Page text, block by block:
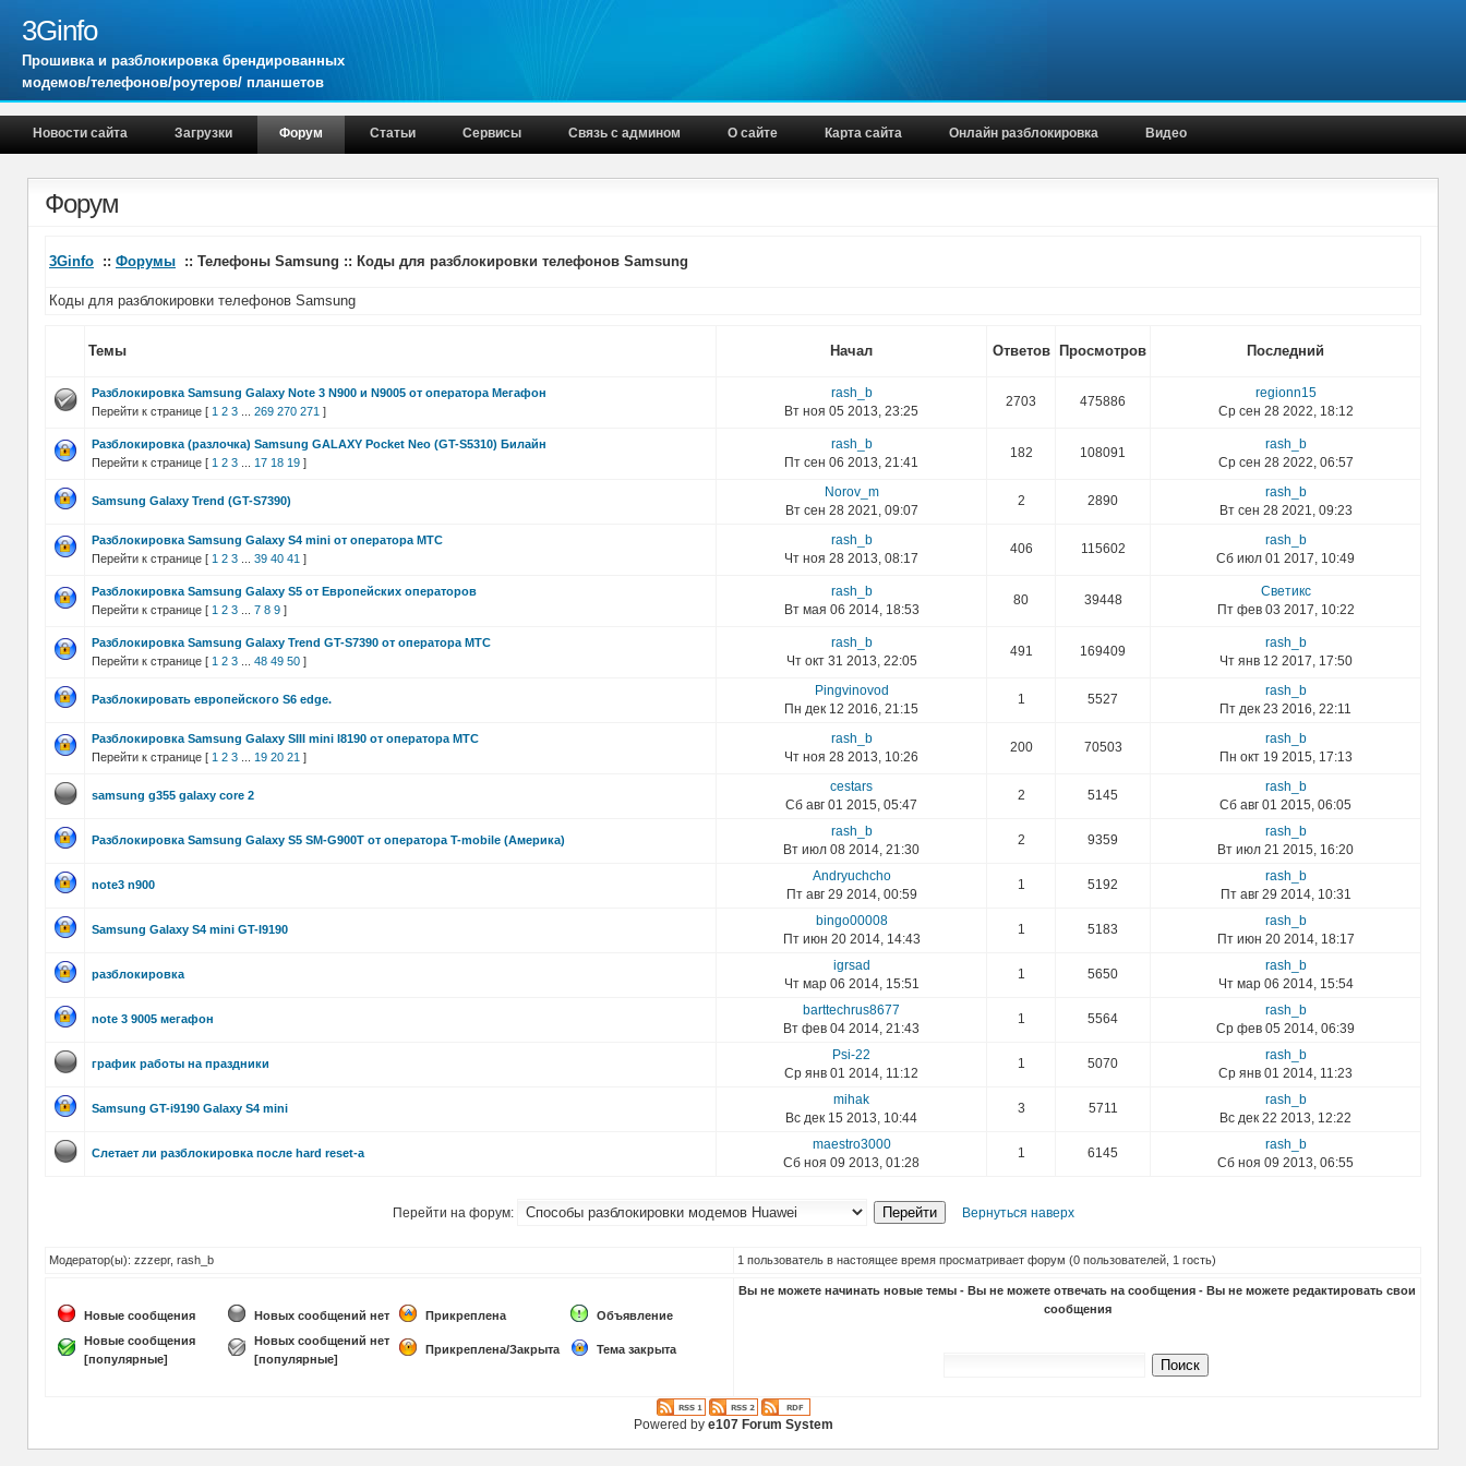
3Ginfo
Прошивка и разблокировка брендированных
модемов/телефонов/роутеров/ планшетов
Новости сайта Загрузки Форум Статьи Сервисы Связь с админом О сайте Карта сайта Онлайн разблокировка Видео
Форум
3Ginfo :: Форумы :: Телефоны Samsung :: Коды для разблокировки телефонов Samsung
Коды для разблокировки телефонов Samsung
Темы Начал Ответов Просмотров Последний
Разблокировка Samsung Galaxy Note 3 N900 и N9005 от оператора Мегафон
Перейти к странице [ 1 2 3 269 270 271 ]
rash_b
Вт ноя 05 2013, 23:25
2703 475886
regionn15
Ср сен 28 2022, 18:12
Разблокировка (разлочка) Samsung GALAXY Pocket Neo (GT-S5310) Билайн
Перейти к странице [ 1 2 3 17 18 19 ]
rash_b
Пт сен 06 2013, 21:41
182 108091
rash_b
Ср сен 28 2022, 06:57
Samsung Galaxy Trend (GT-S7390)
Norov_m
Вт сен 28 2021, 09:07
2 2890
rash_b
Вт сен 28 2021, 09:23
Разблокировка Samsung Galaxy S4 mini от оператора МТС
Перейти к странице [ 1 2 3 39 40 41 ]
rash_b
Чт ноя 28 2013, 08:17
406 115602
rash_b
Сб июл 01 2017, 10:49
Разблокировка Samsung Galaxy S5 от Европейских операторов
Перейти к странице [ 1 2 3 7 8 9 ]
rash_b
Вт мая 06 2014, 18:53
80 39448
Светикс
Пт фев 03 2017, 10:22
Разблокировка Samsung Galaxy Trend GT-S7390 от оператора МТС
Перейти к странице [ 1 2 3 48 49 50 ]
rash_b
Чт окт 31 2013, 22:05
491 169409
rash_b
Чт янв 12 2017, 17:50
Разблокировать европейского S6 edge.
Pingvinovod
Пн дек 12 2016, 21:15
1 5527
rash_b
Пт дек 23 2016, 22:11
Разблокировка Samsung Galaxy SIII mini I8190 от оператора МТС
Перейти к странице [ 1 2 3 19 20 21 ]
rash_b
Чт ноя 28 2013, 10:26
200 70503
rash_b
Пн окт 19 2015, 17:13
samsung g355 galaxy core 2
cestars
Сб авг 01 2015, 05:47
2 5145
rash_b
Сб авг 01 2015, 06:05
Разблокировка Samsung Galaxy S5 SM-G900T от оператора T-mobile (Америка)
rash_b
Вт июл 08 2014, 21:30
2 9359
rash_b
Вт июл 21 2015, 16:20
note3 n900
Andryuchcho
Пт авг 29 2014, 00:59
1 5192
rash_b
Пт авг 29 2014, 10:31
Samsung Galaxy S4 mini GT-I9190
bingo00008
Пт июн 20 2014, 14:43
1 5183
rash_b
Пт июн 20 2014, 18:17
разблокировка
igrsad
Чт мар 06 2014, 15:51
1 5650
rash_b
Чт мар 06 2014, 15:54
note 3 9005 мегафон
barttechrus8677
Вт фев 04 2014, 21:43
1 5564
rash_b
Ср фев 05 2014, 06:39
график работы на праздники
Psi-22
Ср янв 01 2014, 11:12
1 5070
rash_b
Ср янв 01 2014, 11:23
Samsung GT-i9190 Galaxy S4 mini
mihak
Вс дек 15 2013, 10:44
3 5711
rash_b
Вс дек 22 2013, 12:22
Слетает ли разблокировка после hard reset-a
maestro3000
Сб ноя 09 2013, 01:28
1 6145
rash_b
Сб ноя 09 2013, 06:55
Перейти на форум: Вернуться наверх
Модератор(ы): zzzepr, rash_b 1 пользователь в настоящее время просматривает форум (0 пользователей, 1 гость)
Новые сообщения Новых сообщений нет Прикреплена
Объявление
Новые сообщения
[популярные]
Новых сообщений нет
[популярные]
Прикреплена/Закрыта Тема закрыта
Вы не можете начинать новые темы - Вы не можете отвечать на сообщения - Вы не можете редактировать свои
сообщения
Powered by e107 Forum System